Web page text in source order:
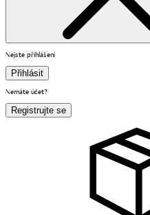
Nejste přihlášení
Přihlásit
Nemáte účet?
Registrujte se